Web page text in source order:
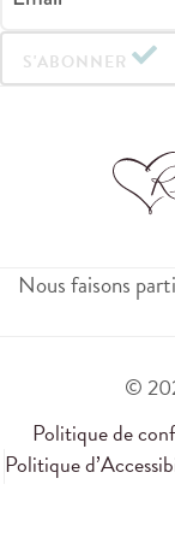
S'ABONNER
Nous faisons
©
Politique de
Politique